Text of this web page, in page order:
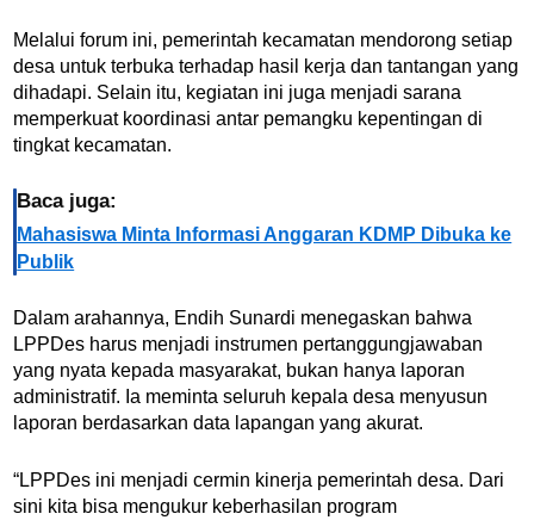
Melalui forum ini, pemerintah kecamatan mendorong setiap
desa untuk terbuka terhadap hasil kerja dan tantangan yang
dihadapi. Selain itu, kegiatan ini juga menjadi sarana
memperkuat koordinasi antar pemangku kepentingan di
tingkat kecamatan.
Baca juga:
Mahasiswa Minta Informasi Anggaran KDMP Dibuka ke
Publik
Dalam arahannya, Endih Sunardi menegaskan bahwa
LPPDes harus menjadi instrumen pertanggungjawaban
yang nyata kepada masyarakat, bukan hanya laporan
administratif. Ia meminta seluruh kepala desa menyusun
laporan berdasarkan data lapangan yang akurat.
“LPPDes ini menjadi cermin kinerja pemerintah desa. Dari
sini kita bisa mengukur keberhasilan program